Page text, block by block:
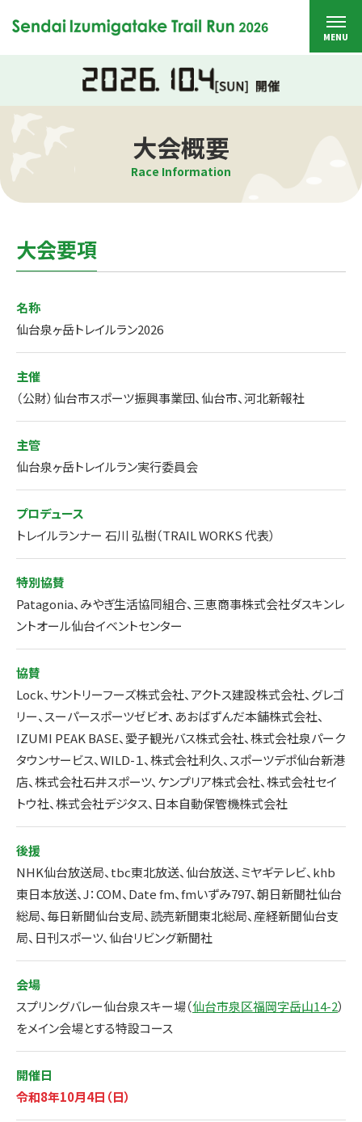
大会概要
Race Information
大会要項
名称
仙台泉ヶ岳トレイルラン2026
主催
（公財）仙台市スポーツ振興事業団、仙台市、河北新報社
主管
仙台泉ヶ岳トレイルラン実行委員会
プロデュース
トレイルランナー 石川 弘樹（TRAIL WORKS 代表）
特別協賛
Patagonia、みやぎ生活協同組合、三恵商事株式会社ダスキンレ
ントオール仙台イベントセンター
協賛
Lock、サントリーフーズ株式会社、アクトス建設株式会社、グレゴ
リー、スーパースポーツゼビオ、あおばずんだ本舗株式会社、
IZUMI PEAK BASE、愛子観光バス株式会社、株式会社泉パーク
タウンサービス、WILD-１、株式会社利久、スポーツデポ仙台新港
店、株式会社石井スポーツ、ケンプリア株式会社、株式会社セイ
トウ社、株式会社デジタス、日本自動保管機株式会社
後援
NHK仙台放送局、tbc東北放送、仙台放送、ミヤギテレビ、khb
東日本放送、J：COM、Date fm、fmいずみ797、朝日新聞社仙台
総局、毎日新聞仙台支局、読売新聞東北総局、産経新聞仙台支
局、日刊スポーツ、仙台リビング新聞社
会場
スプリングバレー仙台泉スキー場（仙台市泉区福岡字岳山14-2）
をメイン会場とする特設コース
開催日
令和8年10月4日（日）